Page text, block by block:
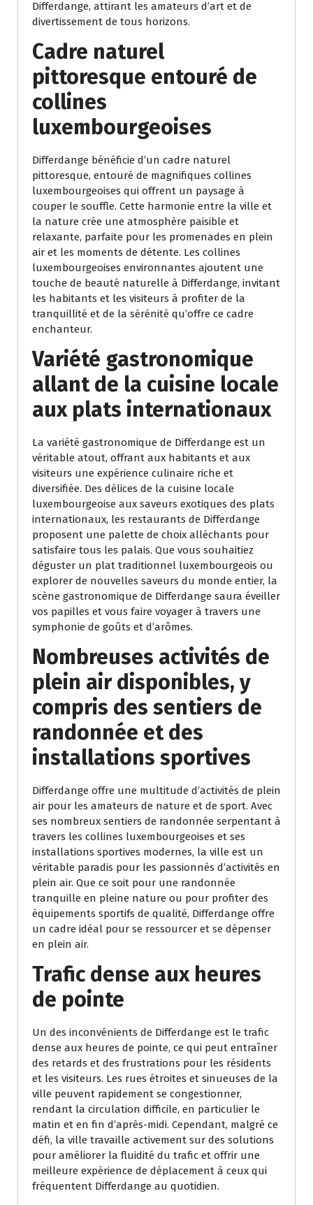
Differdange, attirant les amateurs d’art et de
divertissement de tous horizons.
Cadre naturel
pittoresque entouré de
collines
luxembourgeoises
Differdange bénéficie d’un cadre naturel
pittoresque, entouré de magnifiques collines
luxembourgeoises qui offrent un paysage à
couper le souffle. Cette harmonie entre la ville et
la nature crée une atmosphère paisible et
relaxante, parfaite pour les promenades en plein
air et les moments de détente. Les collines
luxembourgeoises environnantes ajoutent une
touche de beauté naturelle à Differdange, invitant
les habitants et les visiteurs à profiter de la
tranquillité et de la sérénité qu’offre ce cadre
enchanteur.
Variété gastronomique
allant de la cuisine locale
aux plats internationaux
La variété gastronomique de Differdange est un
véritable atout, offrant aux habitants et aux
visiteurs une expérience culinaire riche et
diversifiée. Des délices de la cuisine locale
luxembourgeoise aux saveurs exotiques des plats
internationaux, les restaurants de Differdange
proposent une palette de choix alléchants pour
satisfaire tous les palais. Que vous souhaitiez
déguster un plat traditionnel luxembourgeois ou
explorer de nouvelles saveurs du monde entier, la
scène gastronomique de Differdange saura éveiller
vos papilles et vous faire voyager à travers une
symphonie de goûts et d’arômes.
Nombreuses activités de
plein air disponibles, y
compris des sentiers de
randonnée et des
installations sportives
Differdange offre une multitude d’activités de plein
air pour les amateurs de nature et de sport. Avec
ses nombreux sentiers de randonnée serpentant à
travers les collines luxembourgeoises et ses
installations sportives modernes, la ville est un
véritable paradis pour les passionnés d’activités en
plein air. Que ce soit pour une randonnée
tranquille en pleine nature ou pour profiter des
équipements sportifs de qualité, Differdange offre
un cadre idéal pour se ressourcer et se dépenser
en plein air.
Trafic dense aux heures
de pointe
Un des inconvénients de Differdange est le trafic
dense aux heures de pointe, ce qui peut entraîner
des retards et des frustrations pour les résidents
et les visiteurs. Les rues étroites et sinueuses de la
ville peuvent rapidement se congestionner,
rendant la circulation difficile, en particulier le
matin et en fin d’après-midi. Cependant, malgré ce
défi, la ville travaille activement sur des solutions
pour améliorer la fluidité du trafic et offrir une
meilleure expérience de déplacement à ceux qui
fréquentent Differdange au quotidien.